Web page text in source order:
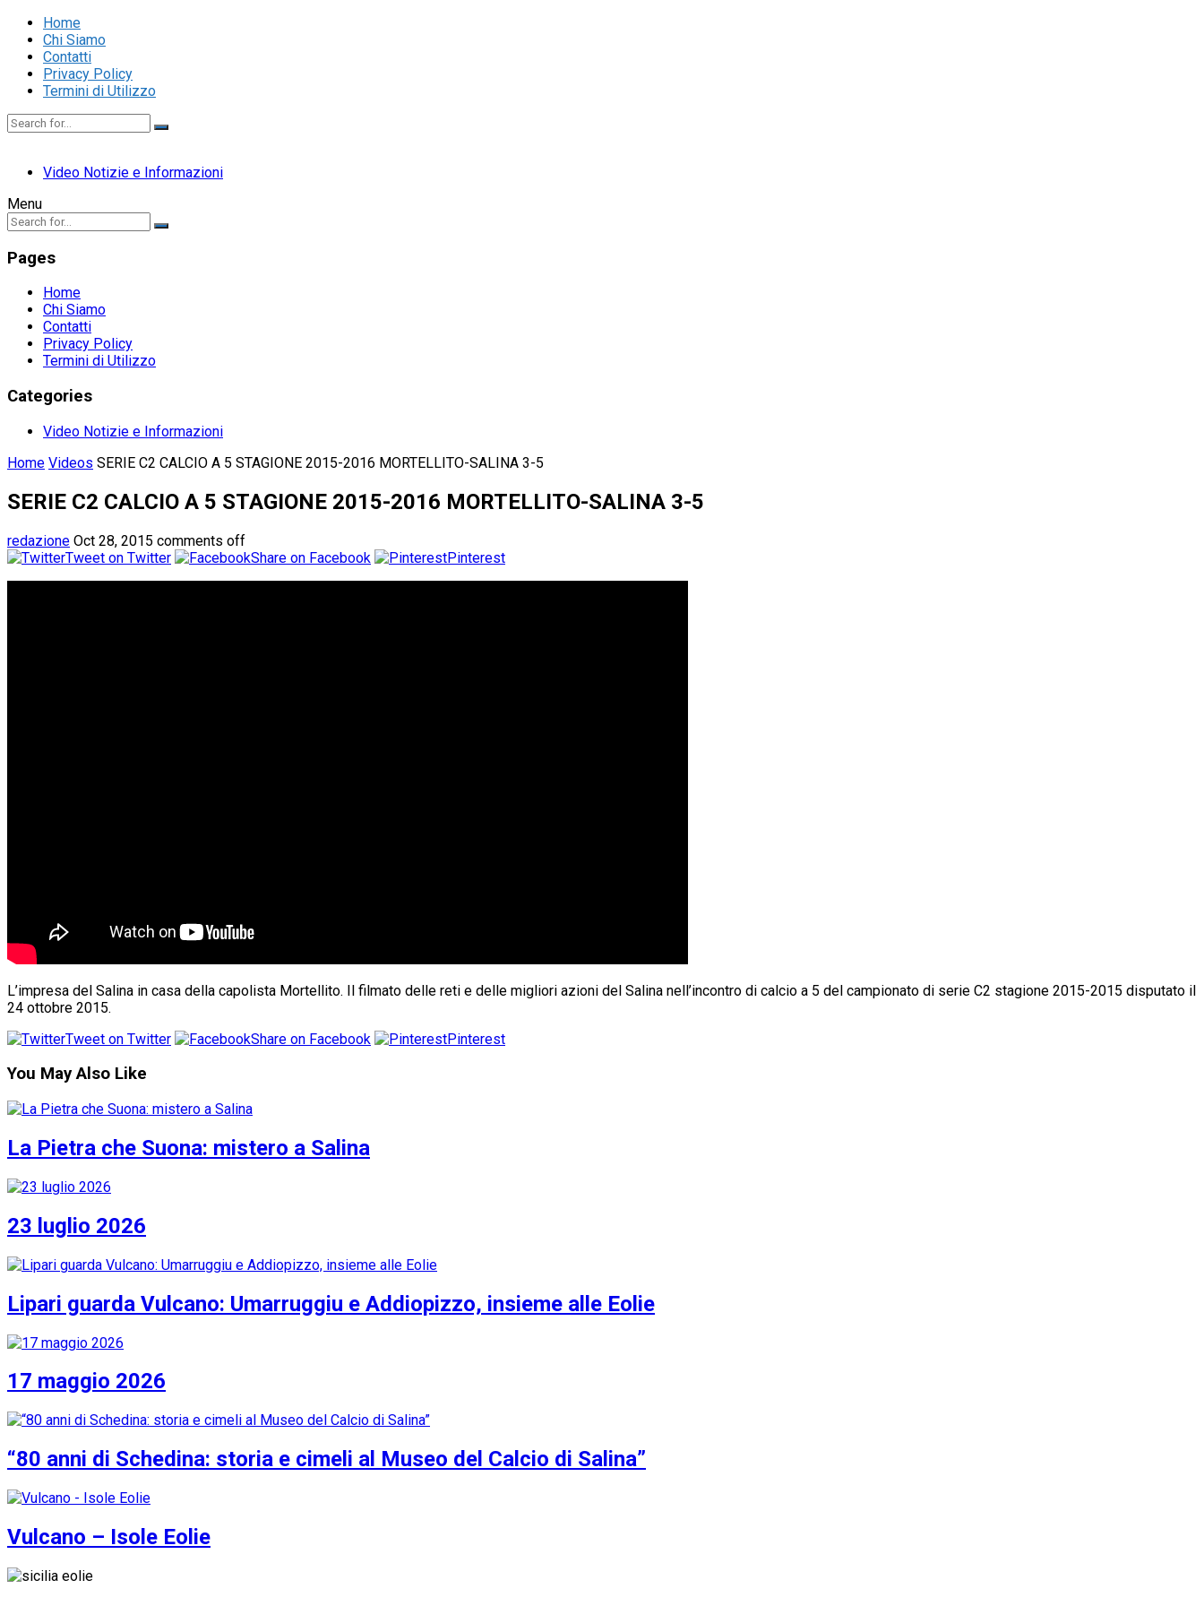
Home
Chi Siamo
Contatti
Privacy Policy
Termini di Utilizzo
Video Notizie e Informazioni
Menu
Pages
Home
Chi Siamo
Contatti
Privacy Policy
Termini di Utilizzo
Categories
Video Notizie e Informazioni
Home Videos SERIE C2 CALCIO A 5 STAGIONE 2015-2016 MORTELLITO-SALINA 3-5
SERIE C2 CALCIO A 5 STAGIONE 2015-2016 MORTELLITO-SALINA 3-5
redazione Oct 28, 2015 comments off
Tweet on Twitter
Share on Facebook Pinterest
L’impresa del Salina in casa della capolista Mortellito. Il filmato delle reti e delle migliori azioni del Salina nell’incontro di calcio a 5 del campionato di serie C2 stagione 2015-2015 disputato il
24 ottobre 2015.
Tweet on Twitter
Share on Facebook Pinterest
You May Also Like
La Pietra che Suona: mistero a Salina
23 luglio 2026
Lipari guarda Vulcano: Umarruggiu e Addiopizzo, insieme alle Eolie
17 maggio 2026
“80 anni di Schedina: storia e cimeli al Museo del Calcio di Salina”
Vulcano – Isole Eolie